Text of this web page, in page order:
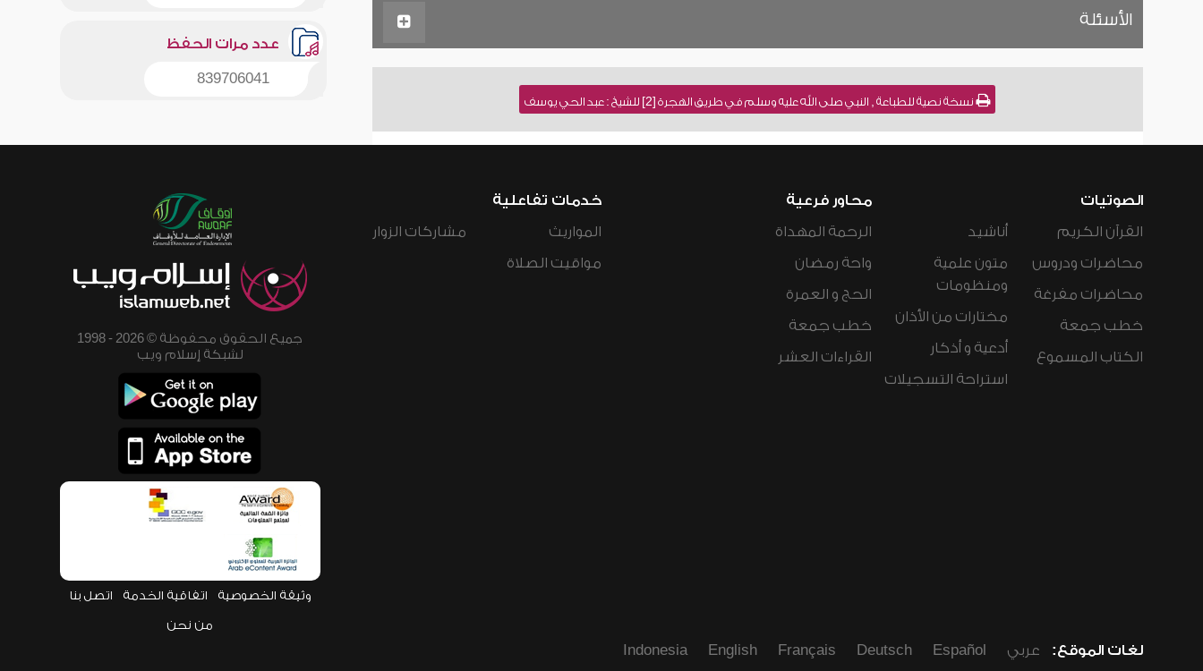
الأسئلة
نسخة نصية للطباعة , النبي صلى الله عليه وسلم في طريق الهجرة [2] للشيخ : عبد الحي يوسف
عدد مرات الحفظ
839706041
الصوتيات
القرآن الكريم
محاضرات ودروس
محاضرات مفرغة
خطب جمعة
الكتاب المسموع
أناشيد
متون علمية
ومنظومات
مختارات من الأذان
أدعية و أذكار
استراحة التسجيلات
محاور فرعية
الرحمة المهداة
واحة رمضان
الحج و العمرة
خطب جمعة
القراءات العشر
خدمات تفاعلية
المواريث
مواقيت الصلاة
مشاركات الزوار
جميع الحقوق محفوظة © 2026 - 1998
لشبكة إسلام ويب
وثيقة الخصوصية اتفاقية الخدمة اتصل بنا
من نحن
لغات الموقع: عربي Español
Deutsch
Français
English
Indonesia